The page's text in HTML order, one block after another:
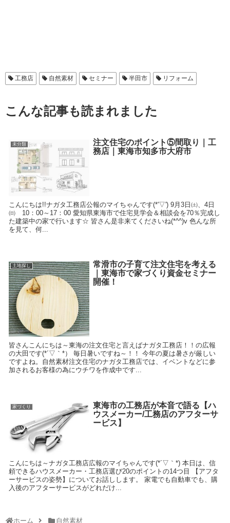
工務店 自然素材 セミナー 半田市 リフォーム
こんな記事も読まれました
未分類
注文住宅のポイント⑤間取り｜工
務店｜東海市知多市大府市
こんにちは!!ナガタ工務店公報のマイちゃんです(*'▽') 9月3日㈯、4日
㈰ 10：00～17：00 愛知県東海市で住宅見学会＆相談会を70％完成し
た建築中の家で行います☆ 皆さん是非来てくださいね(*^^)v 色んな所
を見て、何...
土地探し
常滑市の子育て注文住宅を考える
｜東海市で家づくり資金セミナー
開催！
皆さんこんにちは～東海の注文住宅と言えばナガタ工務店！！の広報
の大田です(*´▽｀*） 毎日暑いですね～！！ 今年の夏は暑さが厳しい
ですよね。自然素材注文住宅のナガタ工務店では、イベントなどに参
加されるお客様の為にウチワを作成中です...
家づくり
東海市の工務店が本音で語る【ハ
ウスメーカー/工務店のアフターサ
ービス】
こんにちは～ナガタ工務店広報のマイちゃんです(*´▽｀*) 本日は、信
頼できるハウスメーカー・工務店選び20のポイントの14つ目 【アフタ
ーサービスの姿勢】についてお話しします。 家電でも自動車でも、購
入後のアフターサービスがどれだけ...
ホーム 自然素材